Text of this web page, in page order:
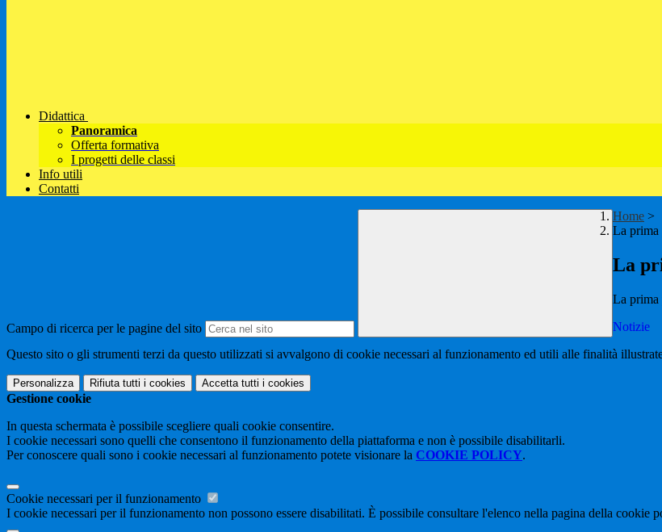
Didattica
Panoramica
Offerta formativa
I progetti delle classi
Info utili
Contatti
Campo di ricerca per le pagine del sito
Home >
La prima
La
La prima
Notizie
Questo sito o gli strumenti terzi da questo utilizzati si avvalgono di cookie necessari al funzionamento ed utili alle finalità
Personalizza Rifiuta tutti i cookies Accetta tutti i cookies
Gestione cookie
In questa schermata è possibile scegliere quali cookie consentire.
I cookie necessari sono quelli che consentono il funzionamento della piattaforma e non è possibile disabilitarli.
Per conoscere quali sono i cookie necessari al funzionamento potete visionare la COOKIE POLICY.
Cookie necessari per il funzionamento
I cookie necessari per il funzionamento non possono essere disabilitati. È possibile consultare l'elenco nella pagina della cookie